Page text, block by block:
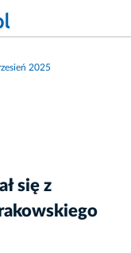
2025
się z